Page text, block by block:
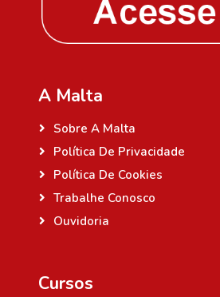
A Malta
Sobre A Malta
Política De Privacidade
Política De Cookies
Trabalhe Conosco
Ouvidoria
Cursos